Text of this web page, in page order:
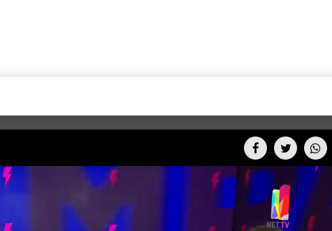
DE LOS CIELOS
X ARGENTINA
HAIR RECOVERY
GOSSIP
ENTROMETIDOS EN LA TELE
CINE NET
TODOS PODEMOS
PARES DE COMEDIA
FIESTAS ARGENTINAS